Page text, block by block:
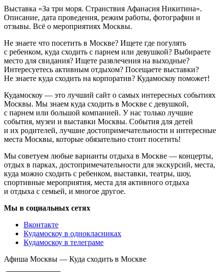
Выставка «За три моря. Странствия Афанасия Никитина».
Описание, дата проведения, режим работы, фотографии и
отзывы. Всё о мероприятиях Москвы.
Не знаете что посетить в Москве? Ищете где погулять
с ребенком, куда сходить с парнем или девушкой? Выбираете
место для свидания? Ищете развлечения на выходные?
Интересуетесь активным отдыхом? Посещаете выставки?
Не знаете куда сходить на корпоратив? Кудамоскоу поможет!
Кудамоскоу — это лучший сайт о самых интересных событиях
Москвы. Мы знаем куда сходить в Москве с девушкой,
с парнем или большой компанией. У нас только лучшие
события, музеи и выставки Москвы. События для детей
и их родителей, лучшие достопримечательности и интересные
места Москвы, которые обязательно стоит посетить!
Мы советуем любые варианты отдыха в Москве — концерты,
отдых в парках, достопримечательности для экскурсий, места,
куда можно сходить с ребенком, выставки, театры, шоу,
спортивные мероприятия, места для активного отдыха
и отдыха с семьей, и многое другое.
Мы в социальных сетях
Вконтакте
Кудамоскоу в однокласниках
Кудамоскоу в телеграме
Афиша Москвы — Куда сходить в Москве